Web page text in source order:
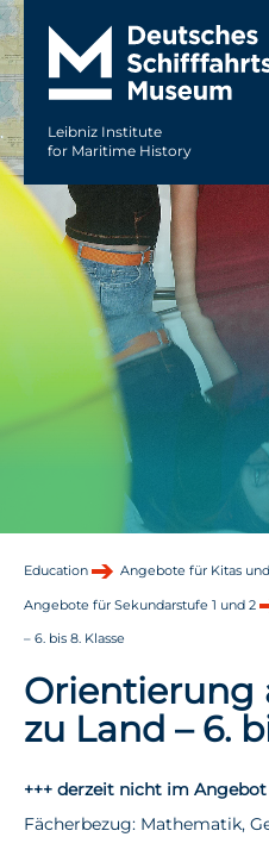
Leibniz Institute
for Maritime History
Education Angebote für Kitas
Angebote für Sekundarstufe 1 und 2
– 6. bis 8. Klasse
Orientierung
zu Land – 6.
+++ derzeit nicht im Angebot
Fächerbezug: Mathematik,